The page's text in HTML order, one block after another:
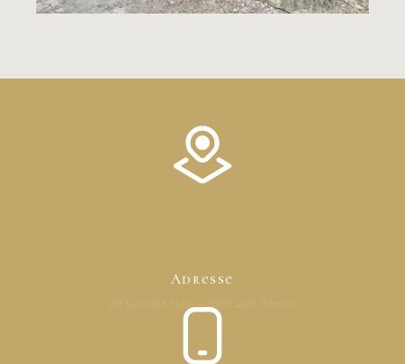
Adresse
23 Rue Jean Huss, 42000 Saint-Étienne